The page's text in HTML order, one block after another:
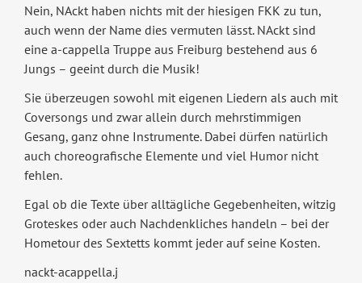
Nein, NAckt haben nichts mit der hiesigen FKK zu tun,
auch wenn der Name dies vermuten lässt. NAckt sind
eine a-cappella Truppe aus Freiburg bestehend aus 6
Jungs – geeint durch die Musik!
Sie überzeugen sowohl mit eigenen Liedern als auch mit
Coversongs und zwar allein durch mehrstimmigen
Gesang, ganz ohne Instrumente. Dabei dürfen natürlich
auch choreografische Elemente und viel Humor nicht
fehlen.
Egal ob die Texte über alltägliche Gegebenheiten, witzig
Groteskes oder auch Nachdenkliches handeln – bei der
Hometour des Sextetts kommt jeder auf seine Kosten.
nackt-acappella.j